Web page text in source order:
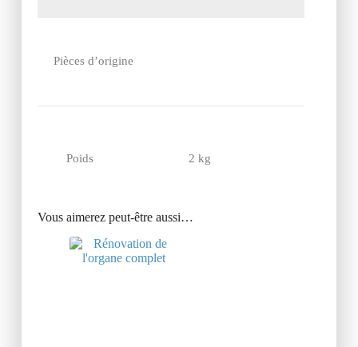
Pièces d’origine
Poids 2 kg
Vous aimerez peut-être aussi…